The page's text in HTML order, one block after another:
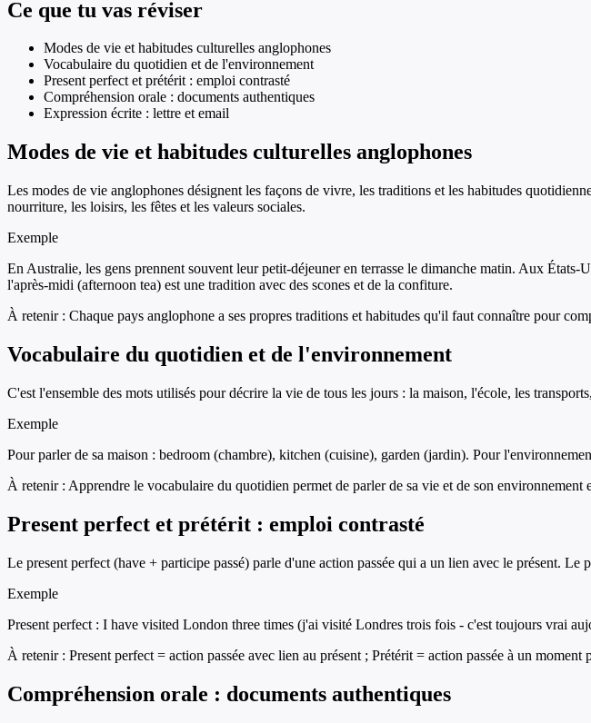
Ce que tu vas réviser
Modes de vie et habitudes culturelles anglophones
Vocabulaire du quotidien et de l'environnement
Present perfect et prétérit : emploi contrasté
Compréhension orale : documents authentiques
Expression écrite : lettre et email
Modes de vie et habitudes culturelles anglophones
Les modes de vie anglophones désignent les façons de vivre, les traditions et les habitudes
nourriture, les loisirs, les fêtes et les valeurs sociales.
Exemple
En Australie, les gens prennent souvent leur petit-déjeuner en terrasse le dimanche matin. Aux
l'après-midi (afternoon tea) est une tradition avec des scones et de la confiture.
À retenir : Chaque pays anglophone a ses propres traditions et habitudes qu'il faut connaître pour
Vocabulaire du quotidien et de l'environnement
C'est l'ensemble des mots utilisés pour décrire la vie de tous les jours : la maison, l'école, les
Exemple
Pour parler de sa maison : bedroom (chambre), kitchen (cuisine), garden (jardin). Pour
À retenir : Apprendre le vocabulaire du quotidien permet de parler de sa vie et de son environnement
Present perfect et prétérit : emploi contrasté
Le present perfect (have + participe passé) parle d'une action passée qui a un lien avec le présent.
Exemple
Present perfect : I have visited London three times (j'ai visité Londres trois fois - c'est toujours vrai
À retenir : Present perfect = action passée avec lien au présent ; Prétérit = action passée à un moment
Compréhension orale : documents authentiques